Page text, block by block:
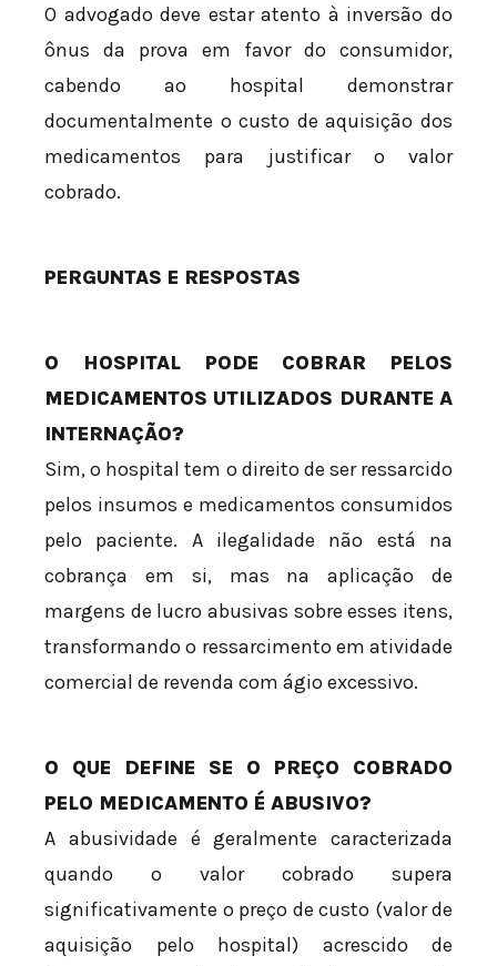
O advogado deve estar atento à inversão do
ônus da prova em favor do consumidor,
cabendo ao hospital demonstrar
documentalmente o custo de aquisição dos
medicamentos para justificar o valor
cobrado.
PERGUNTAS E RESPOSTAS
O HOSPITAL PODE COBRAR PELOS
MEDICAMENTOS UTILIZADOS DURANTE A
INTERNAÇÃO?
Sim, o hospital tem o direito de ser ressarcido
pelos insumos e medicamentos consumidos
pelo paciente. A ilegalidade não está na
cobrança em si, mas na aplicação de
margens de lucro abusivas sobre esses itens,
transformando o ressarcimento em atividade
comercial de revenda com ágio excessivo.
O QUE DEFINE SE O PREÇO COBRADO
PELO MEDICAMENTO É ABUSIVO?
A abusividade é geralmente caracterizada
quando o valor cobrado supera
significativamente o preço de custo (valor de
aquisição pelo hospital) acrescido de